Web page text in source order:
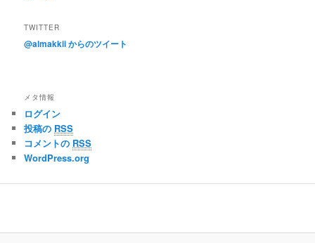
TWITTER
@almakkii からのツイート
メタ情報
ログイン
投稿の RSS
コメントの RSS
WordPress.org